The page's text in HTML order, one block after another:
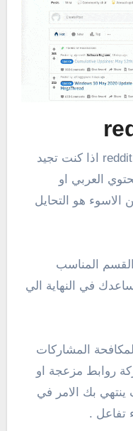
يمكنك تحقيق أقصي استفادة من reddit اذا كنت تجيد
العربي او
الاسوء هو التحايل
المناسب
في النهاية الي
المشاركات
روابط مزعجة او
بك الامر في
.